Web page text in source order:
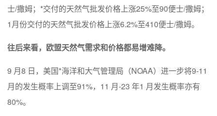
士/撒姆；*交付的天然气批发价格上涨25%至90便士/撒姆；
1月份交付的天然气批发价格上涨6.2%至410便士/撒姆。
往后来看，欧盟天然气需求和价格都易增难降。
9 月8 日，美国*海洋和大气管理局（NOAA）进一步将9-11
月的发生概率上调至91%，11 月-23 年1 月发生概率亦有
80%。